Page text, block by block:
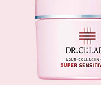
メイク落とし
角質・導入美容液